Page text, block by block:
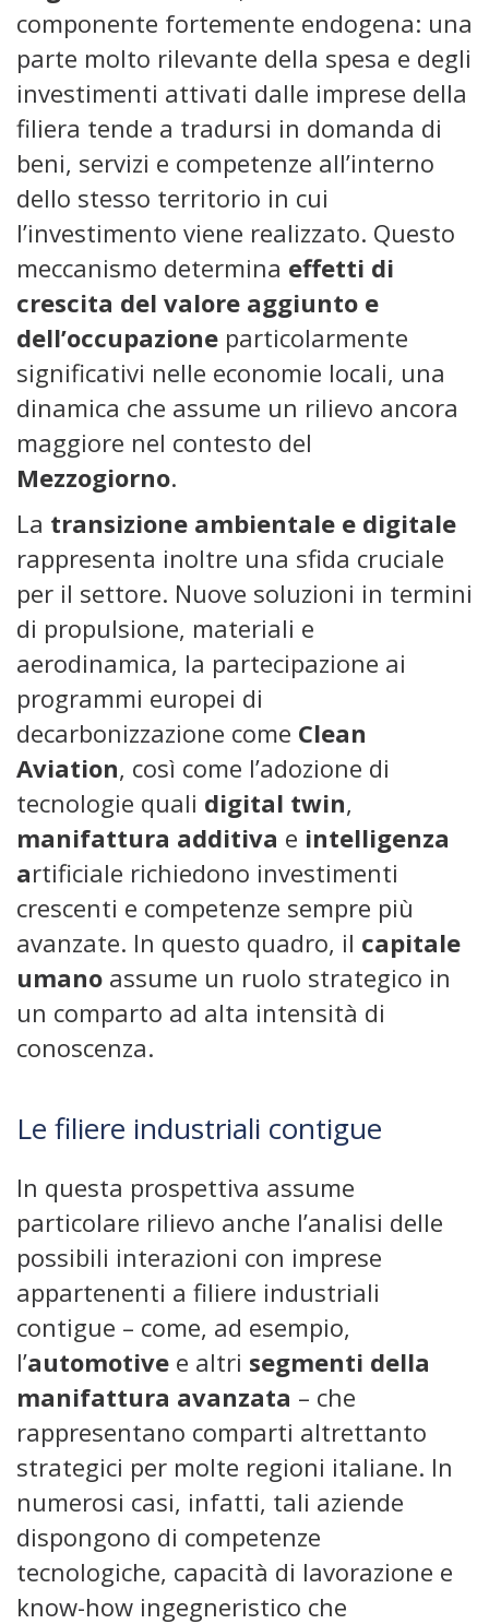
componente fortemente endogena: una
parte molto rilevante della spesa e degli
investimenti attivati dalle imprese della
filiera tende a tradursi in domanda di
beni, servizi e competenze all’interno
dello stesso territorio in cui
l’investimento viene realizzato. Questo
meccanismo determina effetti di
crescita del valore aggiunto e
dell’occupazione particolarmente
significativi nelle economie locali, una
dinamica che assume un rilievo ancora
maggiore nel contesto del
Mezzogiorno.
La transizione ambientale e digitale
rappresenta inoltre una sfida cruciale
per il settore. Nuove soluzioni in termini
di propulsione, materiali e
aerodinamica, la partecipazione ai
programmi europei di
decarbonizzazione come Clean
Aviation, così come l’adozione di
tecnologie quali digital twin,
manifattura additiva e intelligenza
artificiale richiedono investimenti
crescenti e competenze sempre più
avanzate. In questo quadro, il capitale
umano assume un ruolo strategico in
un comparto ad alta intensità di
conoscenza.
Le filiere industriali contigue
In questa prospettiva assume
particolare rilievo anche l’analisi delle
possibili interazioni con imprese
appartenenti a filiere industriali
contigue – come, ad esempio,
l’automotive e altri segmenti della
manifattura avanzata – che
rappresentano comparti altrettanto
strategici per molte regioni italiane. In
numerosi casi, infatti, tali aziende
dispongono di competenze
tecnologiche, capacità di lavorazione e
know-how ingegneristico che